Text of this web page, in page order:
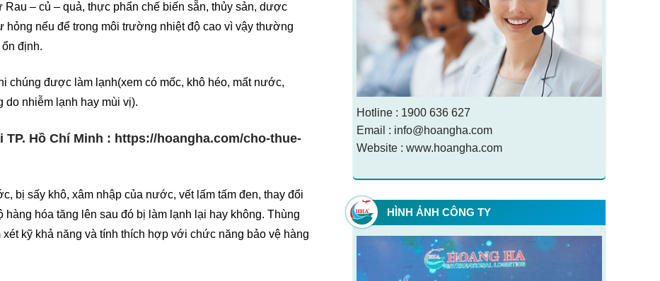
– củ – quả, thực phẩn chế biến sẵn, thủy sản, dược
nếu để trong môi trường nhiệt độ cao vì vậy thường
định.
chúng được làm lạnh(xem có mốc, khô héo, mất nước,
do nhiễm lạnh hay mùi vị).
Hồ Chí Minh : https://hoangha.com/cho-thue-
bị sấy khô, xâm nhập của nước, vết lấm tấm đen, thay đổi
hàng hóa tăng lên sau đó bị làm lạnh lại hay không. Thùng
kỹ khả năng và tính thích hợp với chức năng bảo vệ hàng
Hotline : 1900 636 627
Email : info@hoangha.com
Website : www.hoangha.com
HÌNH ẢNH CÔNG TY